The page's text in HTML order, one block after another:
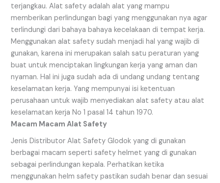
terjangkau. Alat safety adalah alat yang mampu
memberikan perlindungan bagi yang menggunakan nya agar
terlindungi dari bahaya bahaya kecelakaan di tempat kerja.
Menggunakan alat safety sudah menjadi hal yang wajib di
gunakan, karena ini merupakan salah satu peraturan yang
buat untuk menciptakan lingkungan kerja yang aman dan
nyaman. Hal ini juga sudah ada di undang undang tentang
keselamatan kerja. Yang mempunyai isi ketentuan
perusahaan untuk wajib menyediakan alat safety atau alat
keselamatan kerja No 1 pasal 14 tahun 1970.
Macam Macam Alat Safety
Jenis Distributor Alat Safety Glodok yang di gunakan
berbagai macam seperti safety helmet yang di gunakan
sebagai perlindungan kepala. Perhatikan ketika
menggunakan helm safety pastikan sudah benar dan sesuai